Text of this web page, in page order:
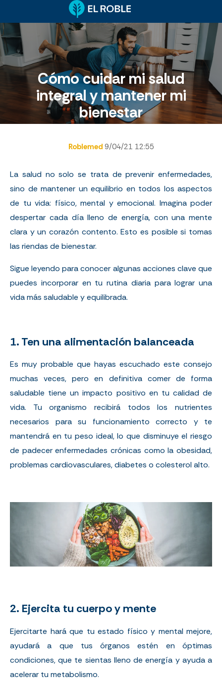
Cómo cuidar mi salud
integral y mantener mi
bienestar
Roblemed 9/04/21 12:55
La salud no solo se trata de prevenir enfermedades,
sino de mantener un equilibrio en todos los aspectos
de tu vida: físico, mental y emocional. Imagina poder
despertar cada día lleno de energía, con una mente
clara y un corazón contento. Esto es posible si tomas
las riendas de bienestar.
Sigue leyendo para conocer algunas acciones clave que
puedes incorporar en tu rutina diaria para lograr una
vida más saludable y equilibrada.
1. Ten una alimentación balanceada
Es muy probable que hayas escuchado este consejo
muchas veces, pero en definitiva comer de forma
saludable tiene un impacto positivo en tu calidad de
vida. Tu organismo recibirá todos los nutrientes
necesarios para su funcionamiento correcto y te
mantendrá en tu peso ideal, lo que disminuye el riesgo
de padecer enfermedades crónicas como la obesidad,
problemas cardiovasculares, diabetes o colesterol alto.
2. Ejercita tu cuerpo y mente
Ejercitarte hará que tu estado físico y mental mejore,
ayudará a que tus órganos estén en óptimas
condiciones, que te sientas lleno de energía y ayuda a
acelerar tu metabolismo.